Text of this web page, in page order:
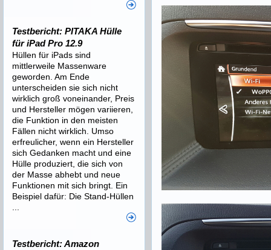
Testbericht: PITAKA Hülle
für iPad Pro 12.9
Hüllen für iPads sind
mittlerweile Massenware
geworden. Am Ende
unterscheiden sie sich nicht
wirklich groß voneinander, Preis
und Hersteller mögen variieren,
die Funktion in den meisten
Fällen nicht wirklich. Umso
erfreulicher, wenn ein Hersteller
sich Gedanken macht und eine
Hülle produziert, die sich von
der Masse abhebt und neue
Funktionen mit sich bringt. Ein
Beispiel dafür: Die Stand-Hüllen
Testbericht: Amazon